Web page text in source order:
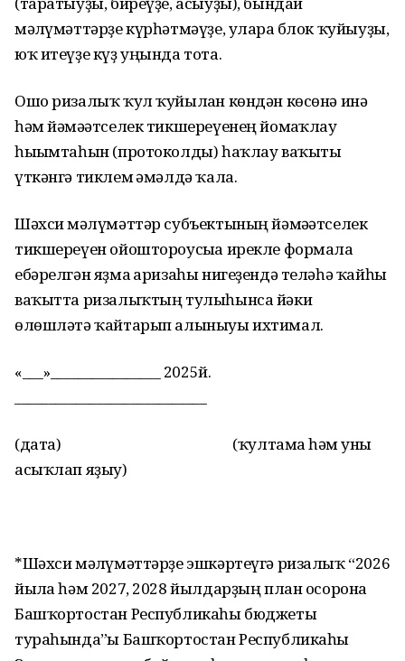
мәғлүмәттәрҙе күрһәтмәүҙе, уларға блок ҡуйыуҙы,
юҡ итеүҙе күҙ уңында тота.
Ошо ризалыҡ ҡул ҡуйылған көндән көсөнә инә
һәм йәмәғәтселек тикшереүенең йомғаҡлау
һығымтаһын (протоколды) һаҡлау ваҡыты
үткәнгә тиклем ғәмәлдә ҡала.
Шәхси мәғлүмәттәр субъектының йәмәғәтселек
тикшереүен ойоштороусыға ирекле формала
ебәрелгән яҙма ғаризаһы нигеҙендә теләһә ҡайһы
ваҡытта ризалыҡтың тулыһынса йәки
өлөшләтә ҡайтарып алыныуы ихтимал.
«___»________________ 2025й.
(дата) (ҡултамға һәм уны
асыҡлап яҙыу)
*Шәхси мәғлүмәттәрҙе эшкәртеүгә ризалыҡ “2026
йылға һәм 2027, 2028 йылдарҙың план осорона
Башҡортостан Республикаһы бюджеты
тураһында”ғы Башҡортостан Республикаһы